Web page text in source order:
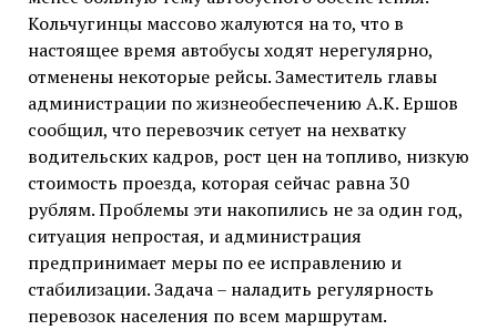
Кольчугинцы массово жалуются на то, что в
настоящее время автобусы ходят нерегулярно,
отменены некоторые рейсы. Заместитель главы
администрации по жизнеобеспечению А.К. Ершов
сообщил, что перевозчик сетует на нехватку
водительских кадров, рост цен на топливо, низкую
стоимость проезда, которая сейчас равна 30
рублям. Проблемы эти накопились не за один год,
ситуация непростая, и администрация
предпринимает меры по ее исправлению и
стабилизации. Задача – наладить регулярность
перевозок населения по всем маршрутам.